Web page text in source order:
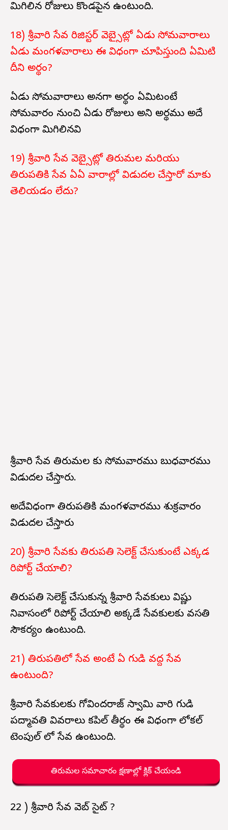
మిగిలిన రోజులు కొండపైన ఉంటుంది.
18) శ్రీవారి సేవ రిజిస్టర్ వెబ్సైట్లో ఏడు సోమవారాలు
ఏడు మంగళవారాలు ఈ విధంగా చూపిస్తుంది ఏమిటి
దీని అర్థం?
ఏడు సోమవారాలు అనగా అర్థం ఏమిటంటే
సోమవారం నుంచి ఏడు రోజులు అని అర్థము అదే
విధంగా మిగిలినవి
19) శ్రీవారి సేవ వెబ్సైట్లో తిరుమల మరియు
తిరుపతికి సేవ ఏఏ వారాల్లో విడుదల చేస్తారో మాకు
తెలియడం లేదు?
శ్రీవారి సేవ తిరుమల కు సోమవారము బుధవారము
విడుదల చేస్తారు.
అదేవిధంగా తిరుపతికి మంగళవారము శుక్రవారం
విడుదల చేస్తారు
20) శ్రీవారి సేవకు తిరుపతి సెలెక్ట్ చేసుకుంటే ఎక్కడ
రిపోర్ట్ చేయాలి?
తిరుపతి సెలెక్ట్ చేసుకున్న శ్రీవారి సేవకులు విష్ణు
నివాసంలో రిపోర్ట్ చేయాలి అక్కడే సేవకులకు వసతి
సౌకర్యం ఉంటుంది.
21) తిరుపతిలో సేవ అంటే ఏ గుడి వద్ద సేవ
ఉంటుంది?
శ్రీవారి సేవకులకు గోవిందరాజ్ స్వామి వారి గుడి
పద్మావతి వివరాలు కపిల్ తీర్థం ఈ విధంగా లోకల్
టెంపుల్ లో సేవ ఉంటుంది.
తిరుమల సమాచారం క్షణాల్లో క్లిక్ చేయండి
22 ) శ్రీవారి సేవ వెబ్ సైట్ ?